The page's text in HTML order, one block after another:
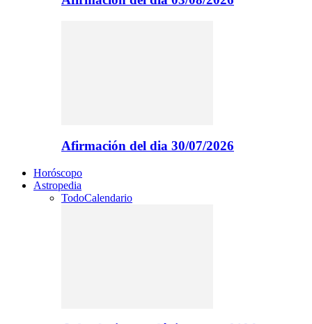
Afirmación del dia 30/07/2026
Horóscopo
Astropedia
TodoCalendario